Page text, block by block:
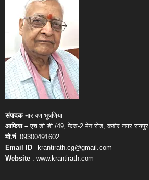
संपादक-नारायण भूषणिया
आफिस –एच.डी.डी./49, फेस-2 मेन रोड, कबीर नगर रायपुर
मो.नं. 09300491602
Email ID– krantirath.cg@gmail.com
Website : www.krantirath.com